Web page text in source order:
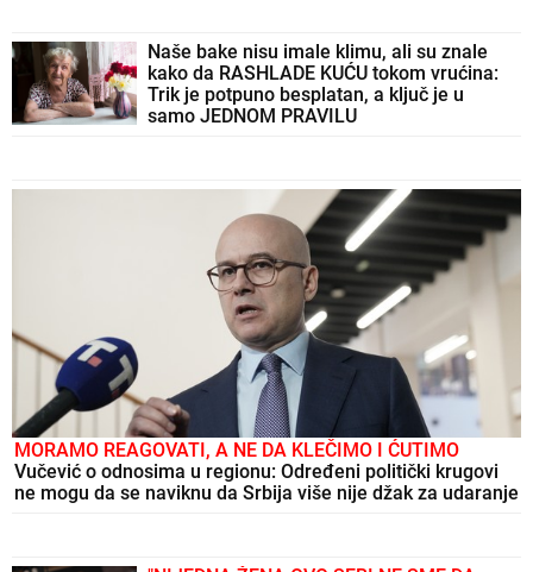
Naše bake nisu imale klimu, ali su znale
kako da RASHLADE KUĆU tokom vrućina:
Trik je potpuno besplatan, a ključ je u
samo JEDNOM PRAVILU
MORAMO REAGOVATI, A NE DA KLEČIMO I ĆUTIMO
Vučević o odnosima u regionu: Određeni politički krugovi
ne mogu da se naviknu da Srbija više nije džak za udaranje